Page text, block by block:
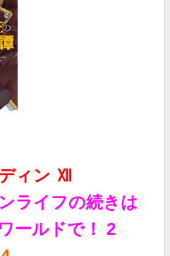
ィン Ⅻ
ライフの続きは
ールドで！ 2